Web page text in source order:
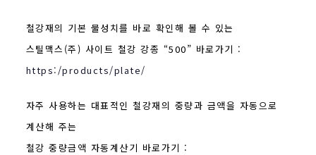
철강재의 기본 물성치를 바로 확인해 볼 수 있는
스틸맥스(주) 사이트 철강 강종 “500” 바로가기 :
https:/products/plate/
자주 사용하는 대표적인 철강재의 중량과 금액을 자동으로
계산해 주는
철강 중량금액 자동계산기 바로가기 :